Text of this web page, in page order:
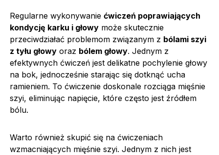
Regularne wykonywanie ćwiczeń poprawiających
kondycję karku i głowy może skutecznie
przeciwdziałać problemom związanym z bólami szyi
z tyłu głowy oraz bólem głowy. Jednym z
efektywnych ćwiczeń jest delikatne pochylenie głowy
na bok, jednocześnie starając się dotknąć ucha
ramieniem. To ćwiczenie doskonale rozciąga mięśnie
szyi, eliminując napięcie, które często jest źródłem
bólu.
Warto również skupić się na ćwiczeniach
wzmacniających mięśnie szyi. Jednym z nich jest